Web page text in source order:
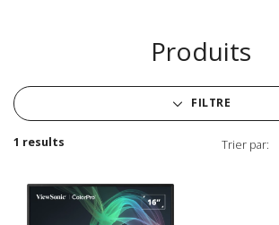
Produits
FILTRE
1 results Trier par: